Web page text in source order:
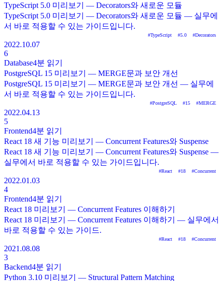
TypeScript 5.0 미리보기 — Decorators와 새로운 모듈
TypeScript 5.0 미리보기 — Decorators와 새로운 모듈 — 실무에
서 바로 적용할 수 있는 가이드입니다.
#TypeScript #5.0 #Decorators
2022.10.07
6
Database4분 읽기
PostgreSQL 15 미리보기 — MERGE문과 보안 개선
PostgreSQL 15 미리보기 — MERGE문과 보안 개선 — 실무에
서 바로 적용할 수 있는 가이드입니다.
#PostgreSQL #15 #MERGE
2022.04.13
5
Frontend4분 읽기
React 18 새 기능 미리보기 — Concurrent Features와 Suspense
React 18 새 기능 미리보기 — Concurrent Features와 Suspense —
실무에서 바로 적용할 수 있는 가이드입니다.
#React #18 #Concurrent
2022.01.03
4
Frontend4분 읽기
React 18 미리보기 — Concurrent Features 이해하기
React 18 미리보기 — Concurrent Features 이해하기 — 실무에서
바로 적용할 수 있는 가이드.
#React #18 #Concurrent
2021.08.08
3
Backend4분 읽기
Python 3.10 미리보기 — Structural Pattern Matching